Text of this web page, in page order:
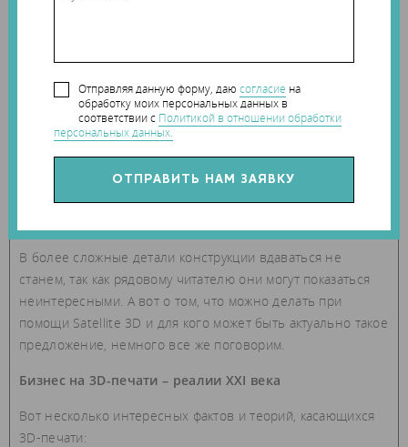
Отправляя данную форму, даюсогласие на
обработку моих персональных данных в
соответствии с Политикой в отношении обработки
персональных данных.
В более сложные детали конструкции вдаваться не
станем, так как рядовому читателю они могут показаться
неинтересными. А вот о том, что можно делать при
помощи Satellite 3D и для кого может быть актуально такое
предложение, немного все же поговорим.
Бизнес на 3D-печати – реалии XXI века
Вот несколько интересных фактов и теорий, касающихся
3D-печати: